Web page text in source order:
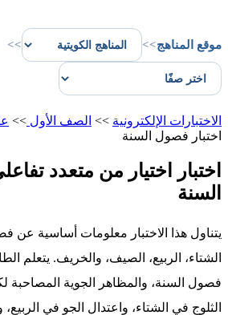
موقع المناهج>>
>>
الاختبارات الإلكترونية >> الصف الأول >>
اختبار فصول السنة
اختبار اختيار من متعدد
السنة
يتناول هذا الاختبار معلومات أساسية عن
الشتاء، الربيع، الصيف، والخريف. يتعلم
فصول السنة، والمظاهر الجوية
الثلوج في الشتاء، واعتدال الجو في الربيع،